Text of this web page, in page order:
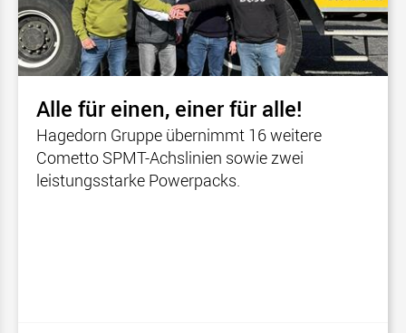
Alle für einen, einer für alle!
Hagedorn Gruppe übernimmt 16 weitere
Cometto SPMT-Achslinien sowie zwei
leistungsstarke Powerpacks.